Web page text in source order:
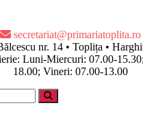
secretariat@primariatoplita.ro
nr. 14 • Toplița •
Luni-Miercuri: 07.00-
18.00; Vineri: 07.00-13.00